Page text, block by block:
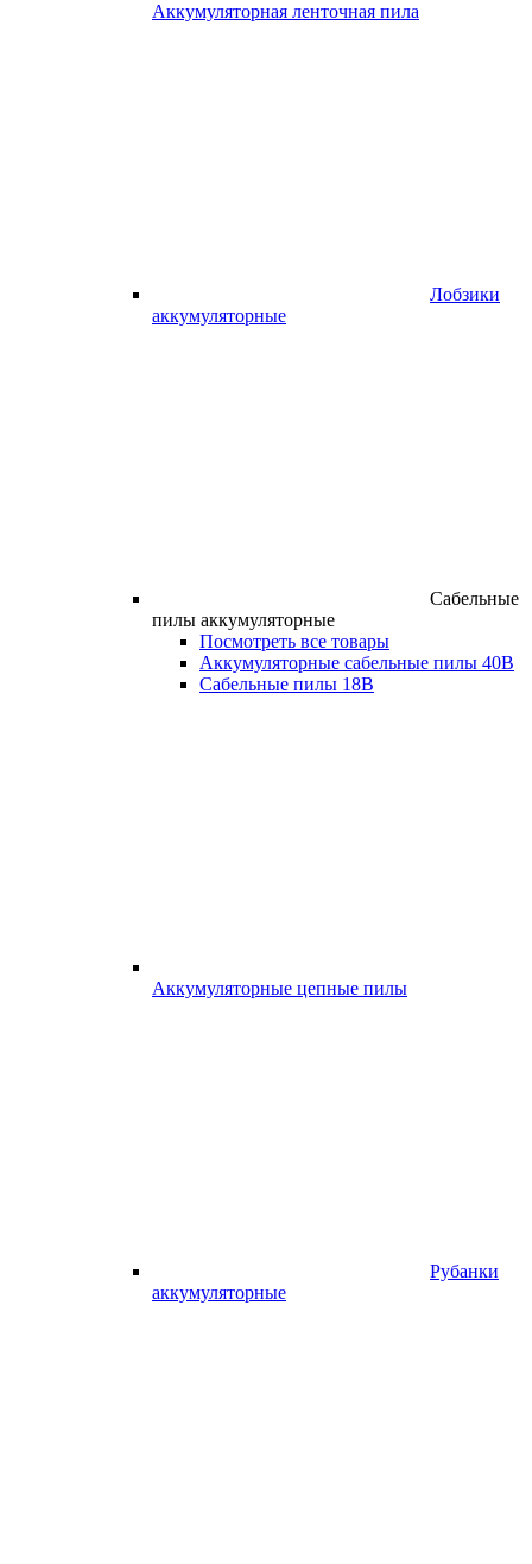
Аккумуляторная ленточная пила
Лобзики
аккумуляторные
Сабельные
пилы аккумуляторные
Посмотреть все товары
Аккумуляторные сабельные пилы 40В
Сабельные пилы 18В
Аккумуляторные цепные пилы
Рубанки
аккумуляторные